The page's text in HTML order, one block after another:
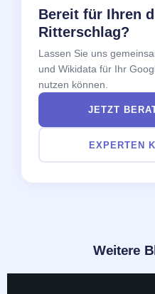
Bereit für Ihren
Ritterschlag?
Lassen Sie uns
und Wikidata für Ihr
nutzen können.
JETZT
EXPERTEN
Weitere